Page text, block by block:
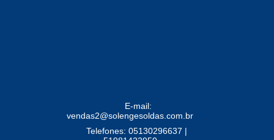
E-mail:
vendas2@solengesoldas.com.br
Telefones: 05130296637 |